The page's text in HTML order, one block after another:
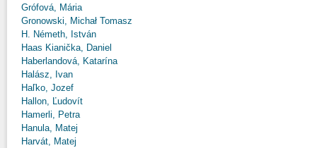
Grófová, Mária
Gronowski, Michał Tomasz
H. Németh, István
Haas Kianička, Daniel
Haberlandová, Katarína
Halász, Ivan
Haľko, Jozef
Hallon, Ľudovít
Hamerli, Petra
Hanula, Matej
Harvát, Matej